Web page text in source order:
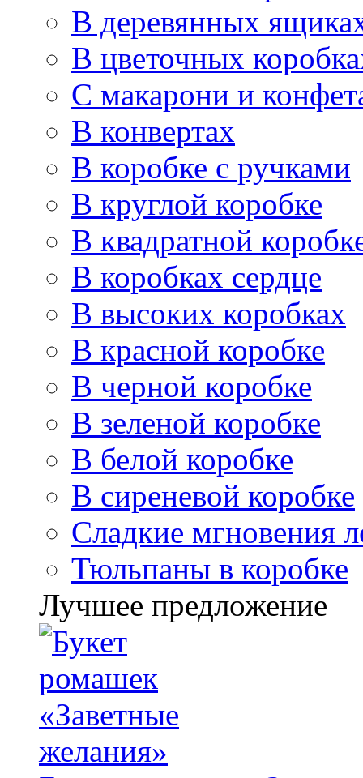
В деревянных
В цветочных
С макарони и
В конвертах
В коробке с ручками
В круглой коробке
В квадратной
В коробках сердце
В высоких коробках
В красной коробке
В черной коробке
В зеленой коробке
В белой коробке
В сиреневой коробке
Сладкие мгновения
Тюльпаны в коробке
Лучшее предложение